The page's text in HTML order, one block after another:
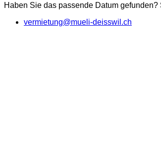
Haben Sie das passende Datum
vermietung@mueli-deisswil.ch